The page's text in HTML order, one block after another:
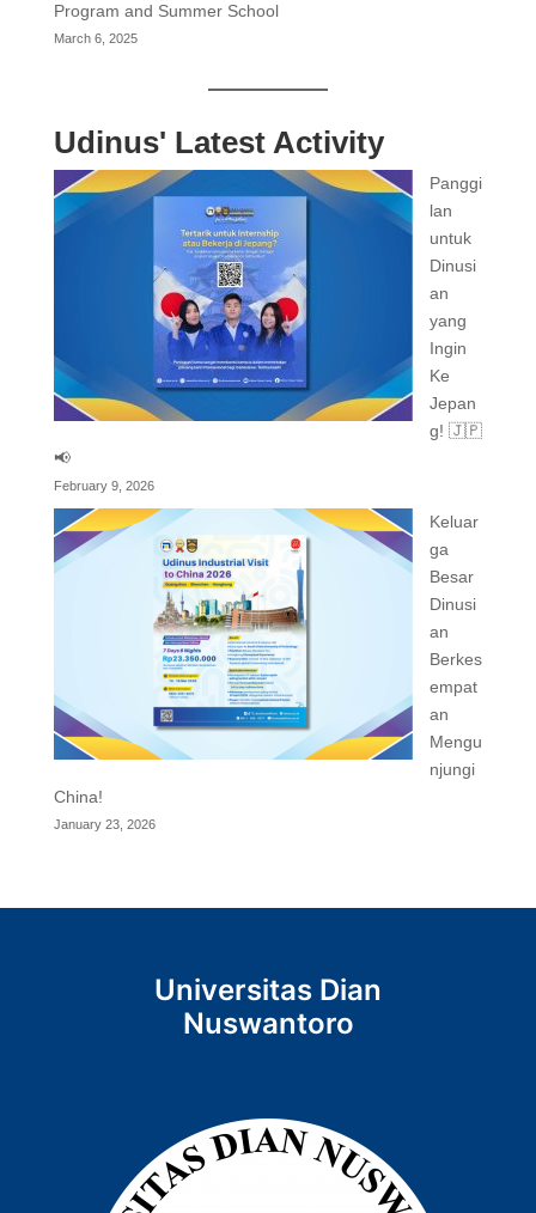
Program and Summer School
March 6, 2025
Udinus' Latest Activity
Panggi
lan
untuk
Dinusi
an
yang
Ingin
Ke
Jepan
g! 🇯🇵
📢
February 9, 2026
Keluar
ga
Besar
Dinusi
an
Berkes
empat
an
Mengu
njungi
China!
January 23, 2026
Universitas Dian
Nuswantoro